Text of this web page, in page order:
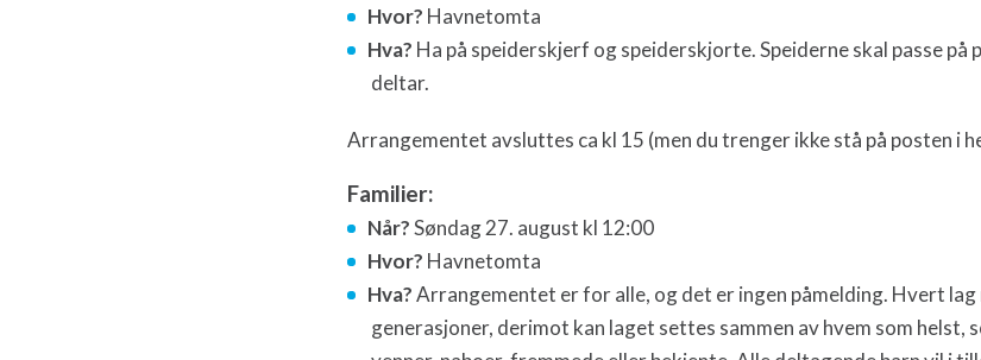
Hvor? Havnetomta
Hva? Ha på speiderskjerf og speiderskjorte. Speiderne skal passe på
deltar.
Arrangementet avsluttes ca kl 15 (men du trenger ikke stå på posten i
Familier:
Når?Søndag 27. august kl 12:00
Hvor? Havnetomta
Hva?Arrangementet er for alle, og det er ingen påmelding. Hvert
generasjoner, derimot kan laget settes sammen av hvem som helst,